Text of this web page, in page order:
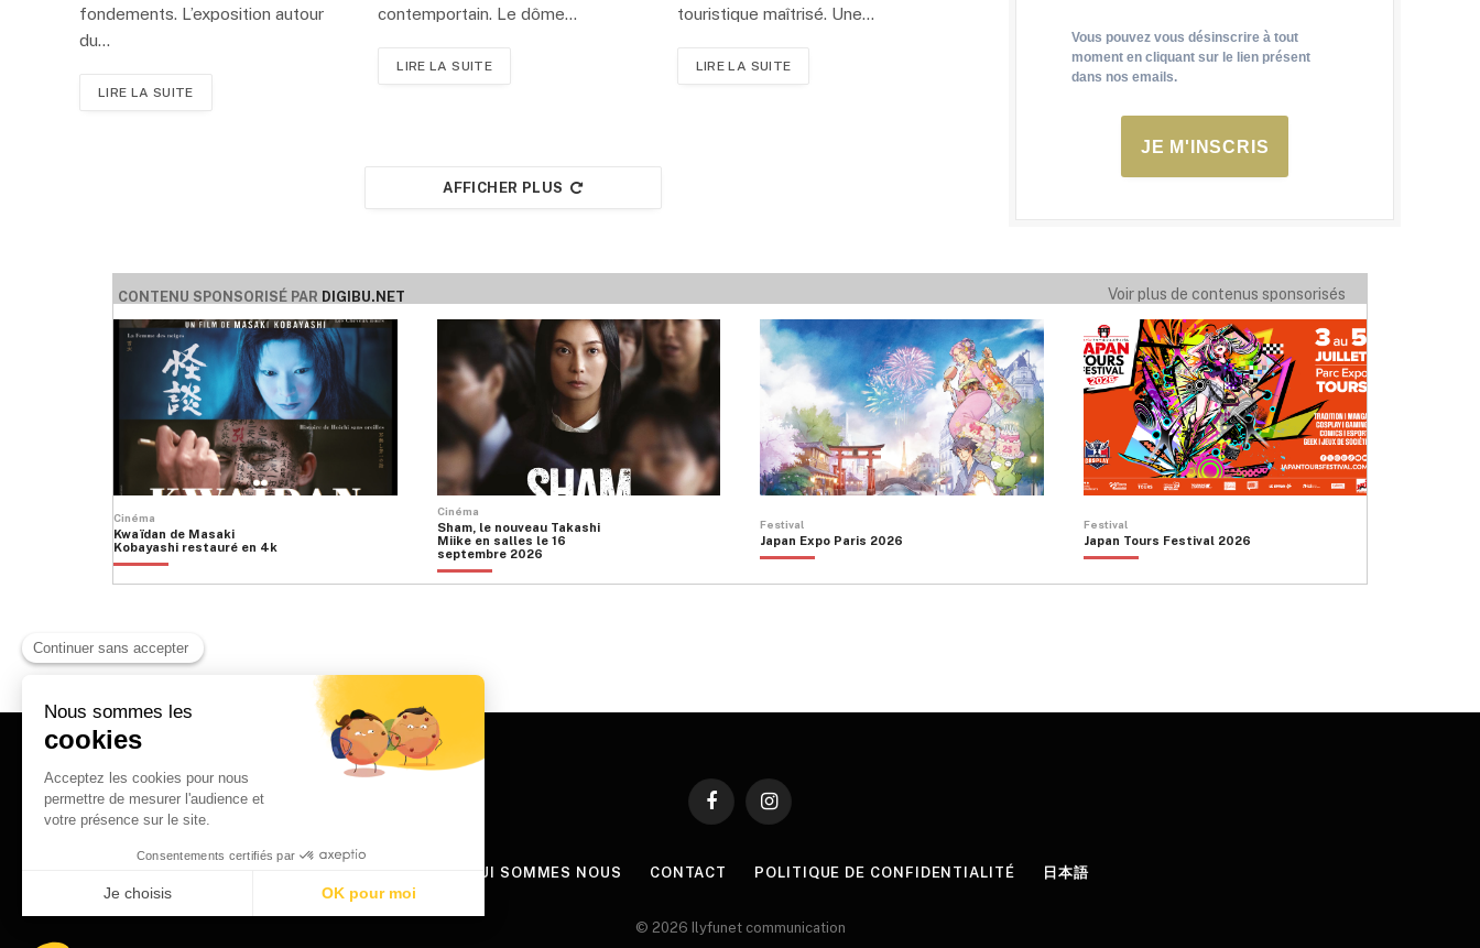
fondements. L’exposition autour
du…
LIRE LA SUITE
contemportain. Le dôme…
LIRE LA SUITE
touristique maîtrisé. Une…
LIRE LA SUITE
AFFICHER PLUS
Vous pouvez vous désinscrire à tout
moment en cliquant sur le lien présent
dans nos emails.
JE M'INSCRIS
CONTENU SPONSORISÉ PAR DIGIBU.NET Voir plus de contenus sponsorisés
Cinéma
Kwaïdan de Masaki
Kobayashi restauré en 4k
Cinéma
Sham, le nouveau Takashi
Miike en salles le 16
septembre 2026
Festival
Japan Expo Paris 2026
Festival
Japan Tours Festival 2026
FacebookInstagram
QUI SOMMES NOUS CONTACT POLITIQUE DE CONFIDENTIALITÉ 日本語
© 2026 Ilyfunet communication